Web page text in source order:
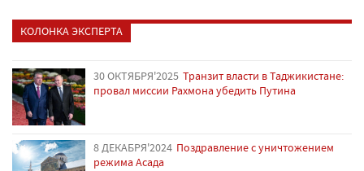
КОЛОНКА ЭКСПЕРТА
30 ОКТЯБРЯ'2025 Транзит власти в Таджикистане:
провал миссии Рахмона убедить Путина
8 ДЕКАБРЯ'2024 Поздравление с уничтожением
режима Асада